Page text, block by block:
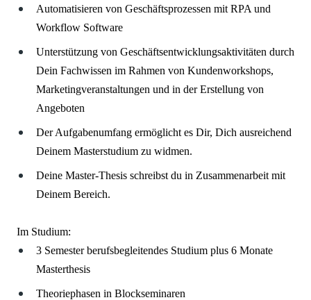
Automatisieren von Geschäftsprozessen mit RPA und
Workflow Software
Unterstützung von Geschäftsentwicklungsaktivitäten durch
Dein Fachwissen im Rahmen von Kundenworkshops,
Marketingveranstaltungen und in der Erstellung von
Angeboten
Der Aufgabenumfang ermöglicht es Dir, Dich ausreichend
Deinem Masterstudium zu widmen.
Deine Master-Thesis schreibst du in Zusammenarbeit mit
Deinem Bereich.
Im Studium:
3 Semester berufsbegleitendes Studium plus 6 Monate
Masterthesis
Theoriephasen in Blockseminaren